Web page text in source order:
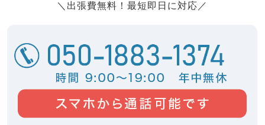
＼出張費無料！最短即日に対応／